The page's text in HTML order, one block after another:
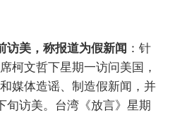
访美，称报道为假新闻 ：针
柯文哲下星期一访问美国，
媒体造谣、制造假新闻，并
旬访美。台湾《放言》星期